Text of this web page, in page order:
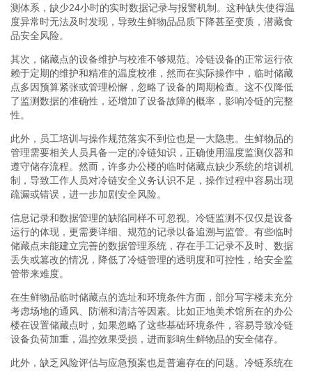
测体系，缺少24小时的实时数据记录与报警机制。这种缺失使得温
度异常时无法及时发现，导致生鲜物品品质下降甚至变质，潜藏食
品安全风险。
其次，储藏点的设备维护与校准不够规范。冷链设备的正常运行依
赖于定期的维护和精准的温度校准，然而在实际操作中，临时储藏
点多因预算紧张或管理松懈，忽略了设备的周期检查。这不仅降低
了监测数据的准确性，还增加了设备故障的概率，影响冷链的完整
性。
此外，员工培训与操作规范落实不到位也是一大隐患。生鲜物品的
管理需要相关人员具备一定的冷链知识，正确使用温度监测仪器和
遵守储存流程。然而，许多办公楼的临时储藏点缺少系统的培训机
制，导致工作人员对冷链安全义务认识不足，操作过程中容易出现
疏漏或错误，进一步加剧安全风险。
信息记录和数据管理的缺陷同样不可忽视。冷链监测不仅仅是设备
运行的体现，更需要详细、规范的记录以备追溯与监管。有些临时
储藏点未能建立完善的数据管理系统，存在手工记录不及时、数据
丢失或篡改的情况，降低了冷链管理的透明度和可控性，给安全监
管带来难度。
在生鲜物品临时储藏点的选址和环境条件方面，部分写字楼未充分
考虑场地的通风、防潮和清洁等因素。比如正地美术馆所在的办公
楼在设置储藏点时，如果忽略了这些基础环境条件，容易导致冷链
设备负荷加重，温控效果受损，进而影响生鲜物品的安全储存。
此外，缺乏风险评估与应急预案也是普遍存在的问题。冷链系统在